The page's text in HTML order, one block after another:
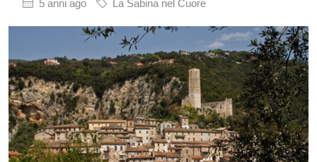
5 anni ago La Sabina nel Cuore